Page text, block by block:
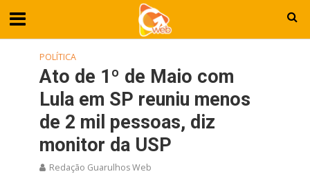
POLÍTICA
Ato de 1º de Maio com
Lula em SP reuniu menos
de 2 mil pessoas, diz
monitor da USP
Redação Guarulhos Web